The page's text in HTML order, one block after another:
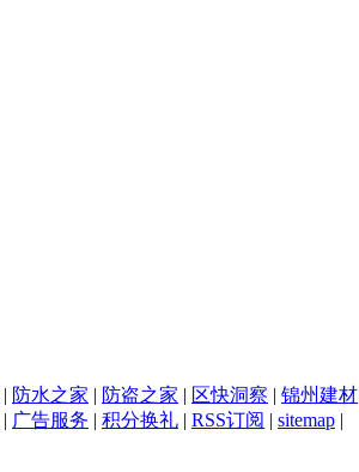
| 防水之家 | 防盗之家 | 区快洞察 | 锦州建材
| 广告服务 | 积分换礼 | RSS订阅 | sitemap |